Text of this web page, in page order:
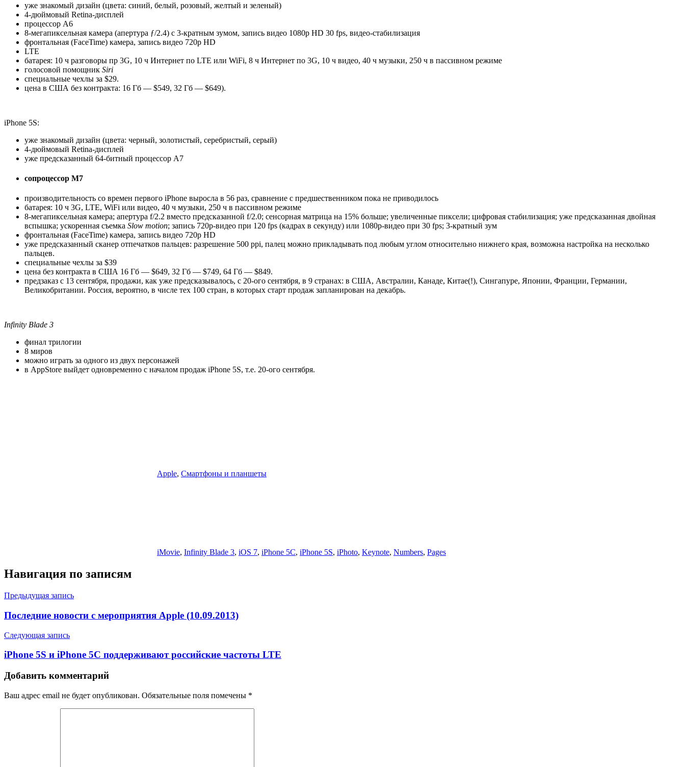
уже знакомый дизайн (цвета: синий, белый, розовый, желтый и зеленый)
4-дюймовый Retina-дисплей
процессор A6
8-мегапиксельная камера (апертура ƒ/2.4) с 3-кратным зумом, запись видео 1080p HD 30 fps, видео-стабилизация
фронтальная (FaceTime) камера, запись видео 720p HD
LTE
батарея: 10 ч разговоры пр 3G, 10 ч Интернет по LTE или WiFi, 8 ч Интернет по 3G, 10 ч видео, 40 ч музыки, 250 ч в пассивном режиме
голосовой помощник Siri
специальные чехлы за $29.
цена в США без контракта: 16 Гб — $549, 32 Гб — $649).
iPhone 5S:
уже знакомый дизайн (цвета: черный, золотистый, серебристый, серый)
4-дюймовый Retina-дисплей
уже предсказанный 64-битный процессор A7
сопроцессор M7
производительность со времен первого iPhone выросла в 56 раз, сравнение с предшественником пока не приводилось
батарея: 10 ч 3G, LTE, WiFi или видео, 40 ч музыки, 250 ч в пассивном режиме
8-мегапиксельная камера; апертура f/2.2 вместо предсказанной f/2.0; сенсорная матрица на 15% больше; увеличенные пиксели; цифровая стабилизация; уже предсказанная двойная
вспышка; ускоренная съемка Slow motion; запись 720p-видео при 120 fps (кадрах в секунду) или 1080p-видео при 30 fps; 3-кратный зум
фронтальная (FaceTime) камера, запись видео 720p HD
уже предсказанный сканер отпечатков пальцев: разрешение 500 ppi, палец можно прикладывать под любым углом относительно нижнего края, возможна настройка на несколько
пальцев.
специальные чехлы за $39
цена без контракта в США 16 Гб — $649, 32 Гб — $749, 64 Гб — $849.
предзаказ с 13 сентября, продажи, как уже предсказывалось, с 20-ого сентября, в 9 странах: в США, Австралии, Канаде, Китае(!), Сингапуре, Японии, Франции, Германии,
Великобритании. Россия, вероятно, в числе тех 100 стран, в которых старт продаж запланирован на декабрь.
Infinity Blade 3
финал трилогии
8 миров
можно играть за одного из двух персонажей
в AppStore выйдет одновременно с началом продаж iPhone 5S, т.е. 20-ого сентября.
Apple, Смартфоны и планшеты
iMovie, Infinity Blade 3, iOS 7, iPhone 5C, iPhone 5S, iPhoto, Keynote, Numbers, Pages
Навигация по записям
Предыдущая запись
Последние новости с мероприятия Apple (10.09.2013)
Следующая запись
iPhone 5S и iPhone 5C поддерживают российские частоты LTE
Добавить комментарий
Ваш адрес email не будет опубликован. Обязательные поля помечены *